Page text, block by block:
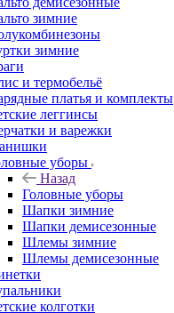
зимние
зимние
и термобельё
платья и комплекты
леггинсы
и варежки
уборы
Назад
Головные уборы
Шапки зимние
Шапки демисезонные
Шлемы зимние
Шлемы демисезонные
колготки